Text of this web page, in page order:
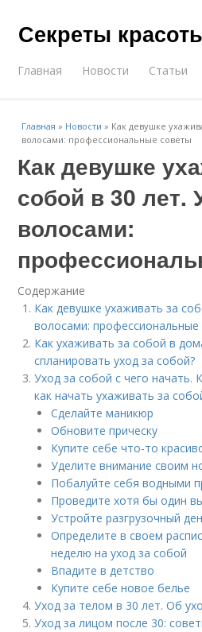
Секреты
Главная Новости Статьи
Главная » Новости » Как девушке
волосами: профессиональные советы
Как девушке
собой в 30 лет.
волосами:
Содержание
Как девушке ухаживать за
волосами: профессиональные
Как ухаживать за собой в
спланировать уход за собой?
Уход за собой с чего начать.
как начать ухаживать за
Сделайте маникюр
Обновите прическу
Купите себе что-то
Уделите внимание своим
Побалуйте себя водными
Проведите хотя бы один
Устройте разгрузочный
Определите в своем
неделю на уход за собой
Впадите в детство
Купите себе новое белье
Уход за телом в 30 лет. Об
Уход за лицом после 30: